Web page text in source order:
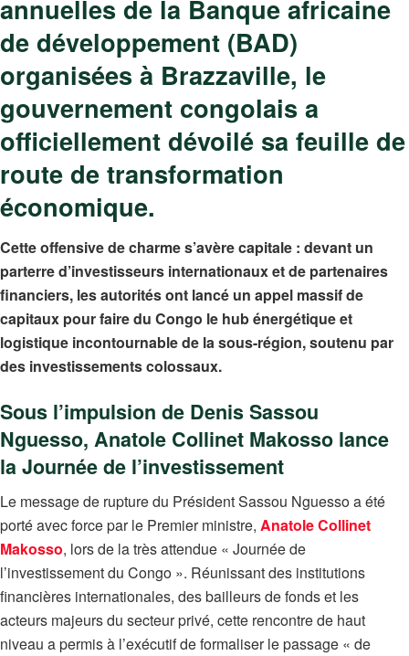
annuelles de la Banque africaine
de développement (BAD)
organisées à Brazzaville, le
gouvernement congolais a
officiellement dévoilé sa feuille de
route de transformation
économique.
Cette offensive de charme s’avère capitale : devant un
parterre d’investisseurs internationaux et de partenaires
financiers, les autorités ont lancé un appel massif de
capitaux pour faire du Congo le hub énergétique et
logistique incontournable de la sous-région, soutenu par
des investissements colossaux.
Sous l’impulsion de Denis Sassou
Nguesso, Anatole Collinet Makosso lance
la Journée de l’investissement
Le message de rupture du Président Sassou Nguesso a été
porté avec force par le Premier ministre, Anatole Collinet
Makosso, lors de la très attendue « Journée de
l’investissement du Congo ». Réunissant des institutions
financières internationales, des bailleurs de fonds et les
acteurs majeurs du secteur privé, cette rencontre de haut
niveau a permis à l’exécutif de formaliser le passage « de